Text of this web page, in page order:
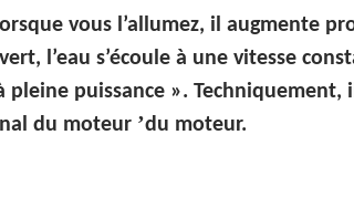
vous l’allumez, il augmente
l’eau s’écoule à une vitesse
puissance ».
du moteur ’du moteur.